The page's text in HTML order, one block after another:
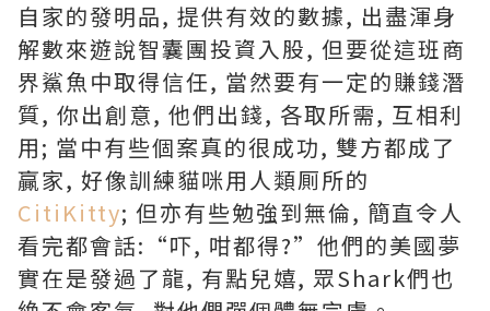
自家的發明品, 提供有效的數據, 出盡渾身
解數來遊說智囊團投資入股, 但要從這班商
界鯊魚中取得信任, 當然要有一定的賺錢潛
質, 你出創意, 他們出錢, 各取所需, 互相利
用; 當中有些個案真的很成功, 雙方都成了
贏家, 好像訓練貓咪用人類厠所的
CitiKitty; 但亦有些勉強到無倫, 簡直令人
看完都會話:“吓, 咁都得?”他們的美國夢
實在是發過了龍, 有點兒嬉, 眾Shark們也